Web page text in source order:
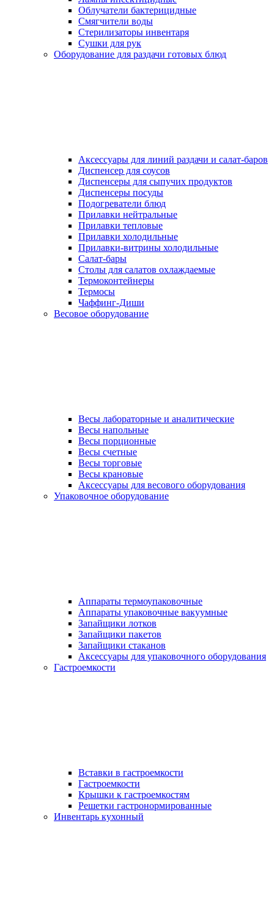
Облучатели бактерицидные
Смягчители воды
Стерилизаторы инвентаря
Сушки для рук
Оборудование для раздачи готовых блюд
Аксессуары для линий раздачи и салат-баров
Диспенсер для соусов
Диспенсеры для сыпучих продуктов
Диспенсеры посуды
Подогреватели блюд
Прилавки нейтральные
Прилавки тепловые
Прилавки холодильные
Прилавки-витрины холодильные
Салат-бары
Столы для салатов охлаждаемые
Термоконтейнеры
Термосы
Чаффинг-Диши
Весовое оборудование
Весы лабораторные и аналитические
Весы напольные
Весы порционные
Весы счетные
Весы торговые
Весы крановые
Аксессуары для весового оборудования
Упаковочное оборудование
Аппараты термоупаковочные
Аппараты упаковочные вакуумные
Запайщики лотков
Запайщики пакетов
Запайщики стаканов
Аксессуары для упаковочного оборудования
Гастроемкости
Вставки в гастроемкости
Гастроемкости
Крышки к гастроемкостям
Решетки гастронормированные
Инвентарь кухонный